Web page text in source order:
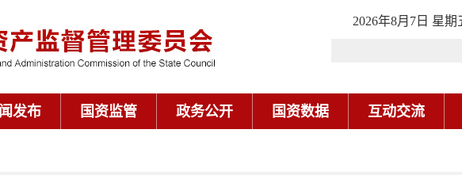
2026年8月7日 星期
发布 国资监管 政务公开 国资数据 互动交流